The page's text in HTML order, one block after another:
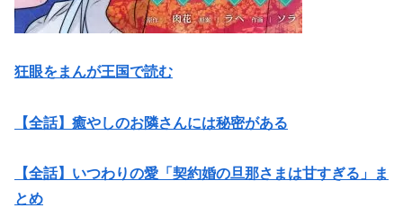
狂眼をまんが王国で読む
【全話】癒やしのお隣さんには秘密がある
【全話】いつわりの愛「契約婚の旦那さまは甘すぎる」ま
とめ